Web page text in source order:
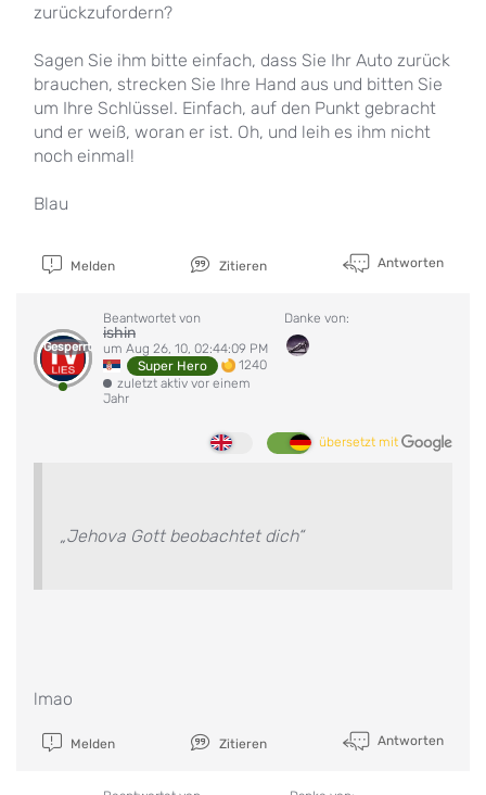
zurückzufordern?
Sagen Sie ihm bitte einfach, dass Sie Ihr Auto zurück
brauchen, strecken Sie Ihre Hand aus und bitten Sie
um Ihre Schlüssel. Einfach, auf den Punkt gebracht
und er weiß, woran er ist. Oh, und leih es ihm nicht
noch einmal!
Blau
Melden Zitieren Antworten
Gesperrt
Beantwortet von
ishin
um Aug 26, 10, 02:44:09 PM
Super Hero
1240
zuletzt aktiv vor einem
Jahr
Danke von:
übersetzt mit
„Jehova Gott beobachtet dich“
lmao
Melden Zitieren Antworten